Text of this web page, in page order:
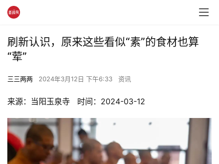
刷新认识，原来这些看似“素”的食材也算
“荤”
三三两两 2024年3月12日 下午6:33 资讯
来源：当阳玉泉寺   时间：2024-03-12